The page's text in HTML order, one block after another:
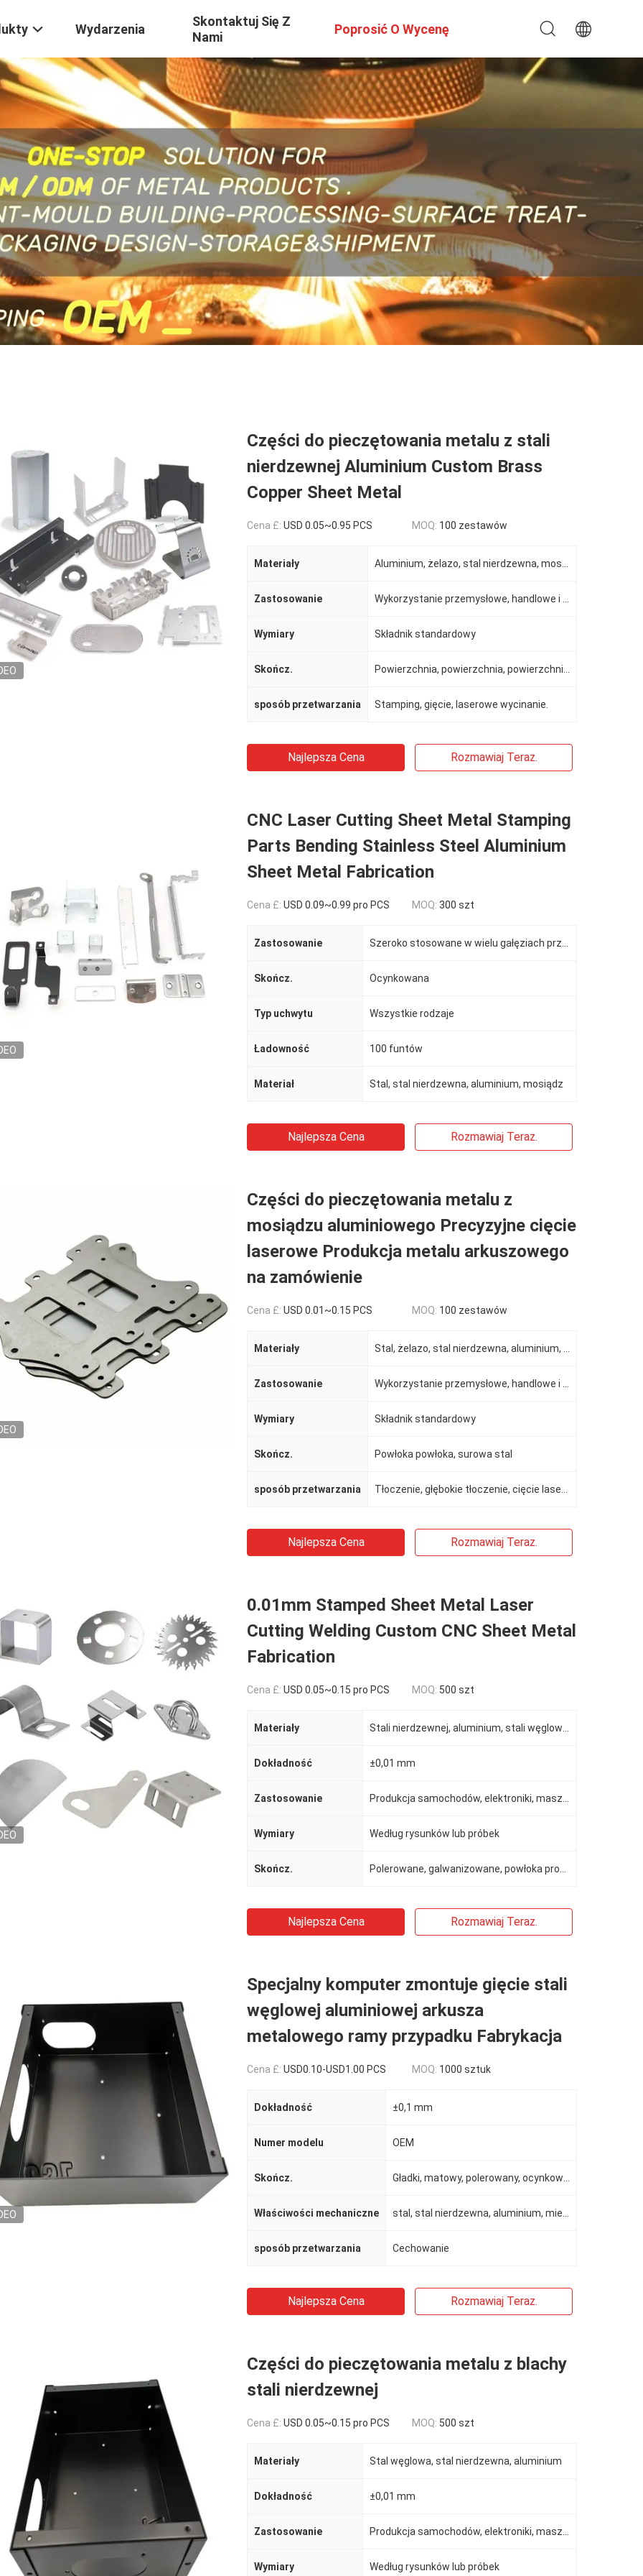
Wydarzenia
Skontaktuj Się Z
Nami
Poprosić O Wycenę
Części do pieczętowania metalu z stali
nierdzewnej Aluminium Custom Brass
Copper Sheet Metal
Cena £: USD 0.05~0.95 PCS MOQ: 100 zestawów
Materiały
Zastosowanie
Wymiary Składnik standardowy
Skończ.
sposób przetwarzania Stamping, gięcie, laserowe wycinanie.
Najlepsza Cena Rozmawiaj Teraz.
CNC Laser Cutting Sheet Metal Stamping
Parts Bending Stainless Steel Aluminium
Sheet Metal Fabrication
Cena £: USD 0.09~0.99 pro PCS MOQ: 300 szt
Zastosowanie
Skończ. Ocynkowana
Typ uchwytu Wszystkie rodzaje
Ładowność 100 funtów
Materiał Stal, stal nierdzewna, aluminium, mosiądz
Najlepsza Cena Rozmawiaj Teraz.
Części do pieczętowania metalu z
mosiądzu aluminiowego Precyzyjne cięcie
laserowe Produkcja metalu arkuszowego
na zamówienie
Cena £: USD 0.01~0.15 PCS MOQ: 100 zestawów
Materiały
Zastosowanie
Wymiary Składnik standardowy
Skończ. Powłoka powłoka, surowa stal
sposób przetwarzania
Najlepsza Cena Rozmawiaj Teraz.
0.01mm Stamped Sheet Metal Laser
Cutting Welding Custom CNC Sheet Metal
Fabrication
Cena £: USD 0.05~0.15 pro PCS MOQ: 500 szt
Materiały
Dokładność ±0,01 mm
Zastosowanie
Wymiary Według rysunków lub próbek
Skończ.
Najlepsza Cena Rozmawiaj Teraz.
Specjalny komputer zmontuje gięcie stali
węglowej aluminiowej arkusza
metalowego ramy przypadku Fabrykacja
Cena £: USD0.10-USD1.00 PCS MOQ: 1000 sztuk
Dokładność ±0,1 mm
Numer modelu OEM
Skończ.
Właściwości mechaniczne
sposób przetwarzania Cechowanie
Najlepsza Cena Rozmawiaj Teraz.
Części do pieczętowania metalu z blachy
stali nierdzewnej
Cena £: USD 0.05~0.15 pro PCS MOQ: 500 szt
Materiały Stal węglowa, stal nierdzewna, aluminium
Dokładność ±0,01 mm
Zastosowanie
Wymiary Według rysunków lub próbek